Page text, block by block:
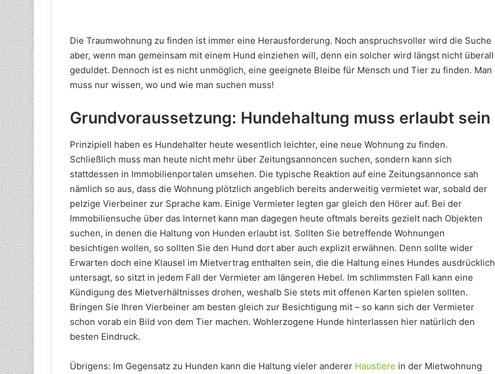
Die Traumwohnung zu finden ist immer eine Herausforderung. Noch anspruchsvoller wird die Suche
aber, wenn man gemeinsam mit einem Hund einziehen will, denn ein solcher wird längst nicht überall
geduldet. Dennoch ist es nicht unmöglich, eine geeignete Bleibe für Mensch und Tier zu finden. Man
muss nur wissen, wo und wie man suchen muss!
Grundvoraussetzung: Hundehaltung muss erlaubt sein
Prinzipiell haben es Hundehalter heute wesentlich leichter, eine neue Wohnung zu finden.
Schließlich muss man heute nicht mehr über Zeitungsannoncen suchen, sondern kann sich
stattdessen in Immobilienportalen umsehen. Die typische Reaktion auf eine Zeitungsannonce sah
nämlich so aus, dass die Wohnung plötzlich angeblich bereits anderweitig vermietet war, sobald der
pelzige Vierbeiner zur Sprache kam. Einige Vermieter legten gar gleich den Hörer auf. Bei der
Immobiliensuche über das Internet kann man dagegen heute oftmals bereits gezielt nach Objekten
suchen, in denen die Haltung von Hunden erlaubt ist. Sollten Sie betreffende Wohnungen
besichtigen wollen, so sollten Sie den Hund dort aber auch explizit erwähnen. Denn sollte wider
Erwarten doch eine Klausel im Mietvertrag enthalten sein, die die Haltung eines Hundes ausdrücklich
untersagt, so sitzt in jedem Fall der Vermieter am längeren Hebel. Im schlimmsten Fall kann eine
Kündigung des Mietverhältnisses drohen, weshalb Sie stets mit offenen Karten spielen sollten.
Bringen Sie Ihren Vierbeiner am besten gleich zur Besichtigung mit – so kann sich der Vermieter
schon vorab ein Bild von dem Tier machen. Wohlerzogene Hunde hinterlassen hier natürlich den
besten Eindruck.
Übrigens: Im Gegensatz zu Hunden kann die Haltung vieler anderer Haustiere in der Mietwohnung